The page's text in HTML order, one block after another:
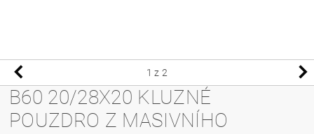
1 z 2
B60 20/28X20 KLUZNÉ
POUZDRO Z MASIVNÍHO